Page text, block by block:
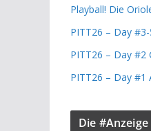
Playball! Die
PITT26 – Day
PITT26 – Day #2
PITT26 – Day #1
Die